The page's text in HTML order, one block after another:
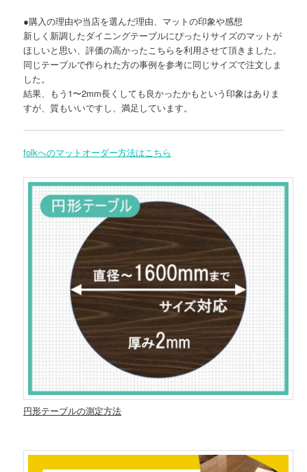
●購入の理由や当店を選んだ理由、マットの印象や感想
新しく新調したダイニングテーブルにぴったりサイズのマットが
ほしいと思い、評価の高かったこちらを利用させて頂きました。
同じテーブルで作られた方の事例を参考に同じサイズで注文しま
した。
結果、もう1〜2mm長くしても良かったかもという印象はありま
すが、質もいいですし、満足しています。
folkへのマットオーダー方法はこちら
円形テーブルの測定方法